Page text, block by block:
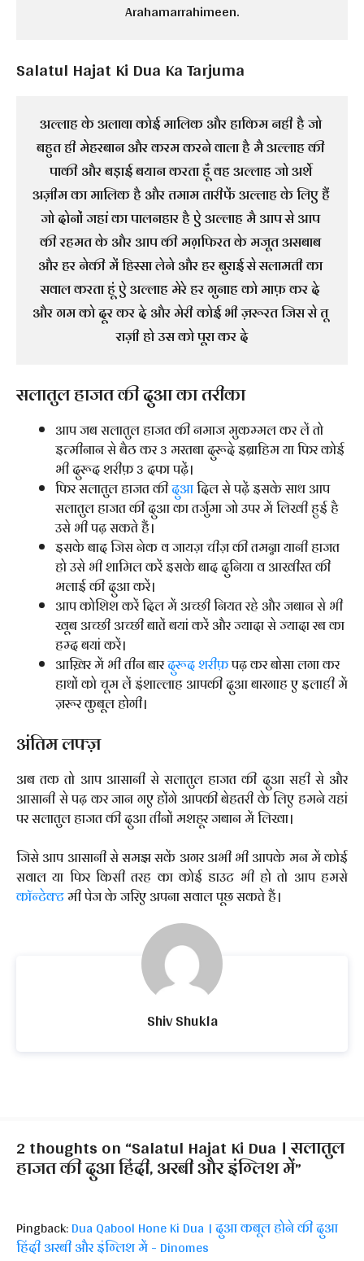
Arahamarrahimeen.
Salatul Hajat Ki Dua Ka Tarjuma
अल्लाह के अलावा कोई मालिक और हाकिम नही है जो
बहुत ही मेहरबान और करम करने वाला है मै अल्लाह की
पाकी और बड़ाई बयान करता हूँ वह अल्लाह जो अर्शे
अज़ीम का मालिक है और तमाम तारीफें अल्लाह के लिए हैं
जो दोनों जहां का पालनहार है ऐ अल्लाह मै आप से आप
की रहमत के और आप की मग़फिरत के मजूत असबाब
और हर नेकी में हिस्सा लेने और हर बुराई से सलामती का
सवाल करता हूं ऐ अल्लाह मेरे हर गुनाह को माफ़ कर दे
और गम को दूर कर दे और मेरी कोई भी ज़रूरत जिस से तू
राज़ी हो उस को पूरा कर दे
सलातुल हाजत की दुआ का तरीका
आप जब सलातुल हाजत की नमाज मुकम्मल कर लें तो
इत्मीनान से बैठ कर 3 मरतबा दुरूदे इब्राहिम या फिर कोई
भी दुरूद शरीफ़ 3 दफा पढ़ें।
फिर सलातुल हाजत कीदुआदिल से पढ़ें इसके साथ आप
सलातुल हाजत की दुआ का तर्जुमा जो उपर में लिखी हुई है
उसे भी पढ़ सकते हैं।
इसके बाद जिस नेक व जायज़ चीज़ की तमन्ना यानी हाजत
हो उसे भी शामिल करें इसके बाद दुनिया व आखीरत की
भलाई की दुआ करें।
आप कोशिश करें दिल में अच्छी नियत रहे और जबान से भी
खूब अच्छी अच्छी बातें बयां करें और ज्यादा से ज्यादा रब का
हम्द बयां करें।
आख़िर में भी तीन बारदुरूद शरीफ़पढ़ कर बोसा लगा कर
हाथों को चूम लें इंशाल्लाह आपकी दुआ बारगाह ए इलाही में
ज़रूर कुबूल होगी।
अंतिम लफ्ज़
अब तक तो आप आसानी से सलातुल हाजत की दुआ सही से और
आसानी से पढ़ कर जान गए होंगे आपकी बेहतरी के लिए हमने यहां
पर सलातुल हाजत की दुआ तीनों मशहूर जबान में लिखा।
जिसे आप आसानी से समझ सकें अगर अभी भी आपके मन में कोई
सवाल या फिर किसी तरह का कोई डाउट भी हो तो आप हमसे
कॉन्टेक्टमी पेज के जरिए अपना सवाल पूछ सकते हैं।
Shiv Shukla
2 thoughts on “Salatul Hajat Ki Dua । सलातुल
हाजत की दुआ हिंदी, अरबी और इंग्लिश में”
Pingback:Dua Qabool Hone Ki Dua । दुआ कबूल होने की दुआ
हिंदी अरबी और इंग्लिश में - Dinomes